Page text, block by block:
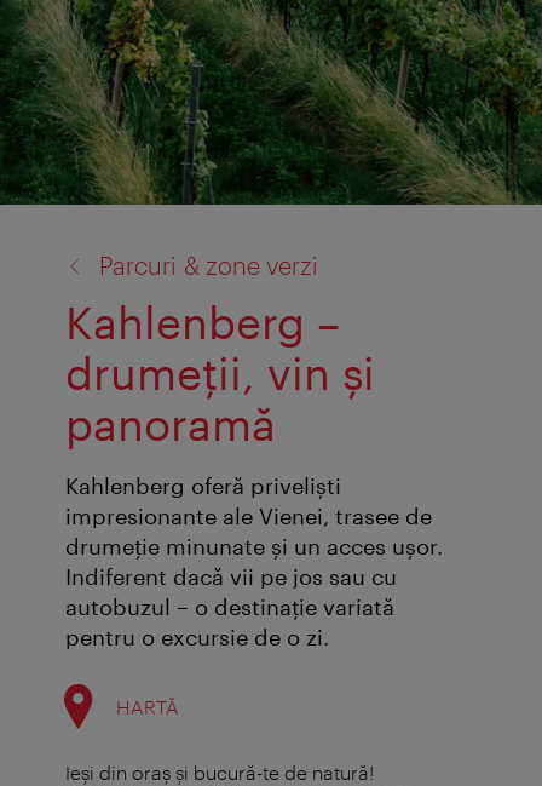
Parcuri & zone verzi
Kahlenberg –
drumeții, vin și
panoramă
Kahlenberg oferă priveliști
impresionante ale Vienei, trasee de
drumeție minunate și un acces ușor.
Indiferent dacă vii pe jos sau cu
autobuzul – o destinație variată
pentru o excursie de o zi.
HARTĂ
Ieși din oraș și bucură-te de natură!